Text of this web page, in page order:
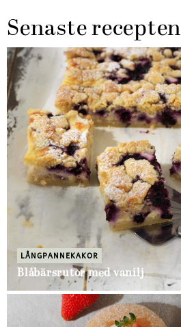
Senaste recepten
LÅNGPANNEKAKOR
Blåbärsrutor med vanilj